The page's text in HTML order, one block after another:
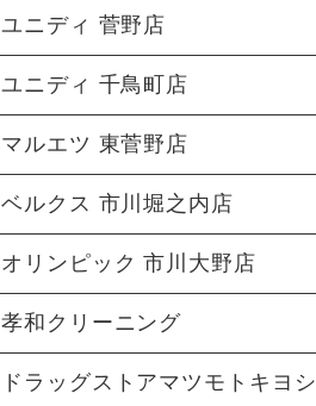
ユニディ 菅野店
ユニディ 千鳥町店
マルエツ 東菅野店
ベルクス 市川堀之内店
オリンピック 市川大野店
孝和クリーニング
ドラッグストアマツモトキヨシ